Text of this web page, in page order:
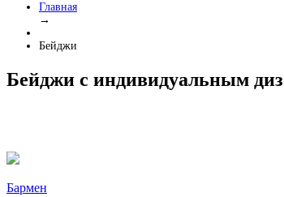
Главная
→
Бейджи
Бейджи с индивидуальным
Бармен